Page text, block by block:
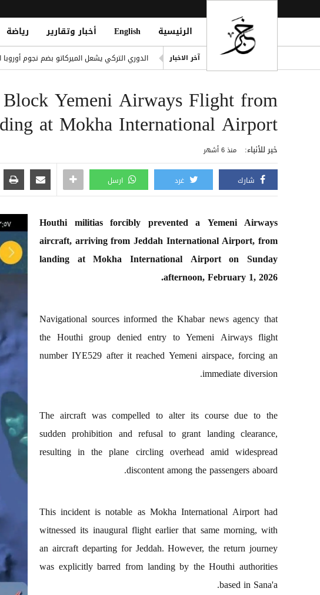
الرئيسية English أخبار وتقارير رياضة
آخر الاخبار
الدوري التركي يشعل الميركاتو بضم نجوم أوروبا
انفجاران قرب ناقلة في مضيق هرمز.. وطاقم
الأطراف الإقليمية الأربعة تؤكد أهمية سلامة
Yemeni Airways Flight from
at Mokha International Airport
خبر للأنباء: منذ 6 أشهر
شارك غرد ارسل
Houthi militias forcibly prevented a Yemeni Airways
aircraft, arriving from Jeddah International Airport, from
landing at Mokha International Airport on Sunday
afternoon, February 1, 2026.
Navigational sources informed the Khabar news agency that
the Houthi group denied entry to Yemeni Airways flight
number IYE529 after it reached Yemeni airspace, forcing an
immediate diversion.
The aircraft was compelled to alter its course due to the
sudden prohibition and refusal to grant landing clearance,
resulting in the plane circling overhead amid widespread
discontent among the passengers aboard.
This incident is notable as Mokha International Airport had
witnessed its inaugural flight earlier that same morning, with
an aircraft departing for Jeddah. However, the return journey
was explicitly barred from landing by the Houthi authorities
based in Sana'a.